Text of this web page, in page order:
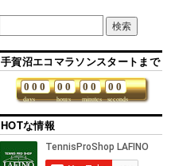
手賀沼エコマラソンスタートまで
days
0 0 0
hours
0 0
minutes
0 0
seconds
0 0
HOTな情報